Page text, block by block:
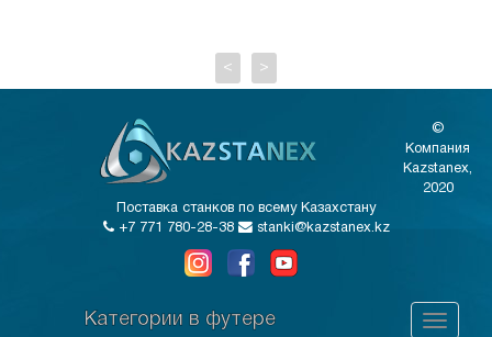
< >
©
Компания
Kazstanex,
2020
Поставка станков по всему Казахстану
+7 771 780-28-38
stanki@kazstanex.kz
Категории в футере